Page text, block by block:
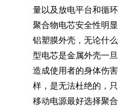
量以及放电平台和循
聚合物电芯安全性明
铝塑膜外壳，无论什
型电芯是金属外壳一
造成使用者的身体伤
样，是无法杜绝的，
移动电源最好选择聚